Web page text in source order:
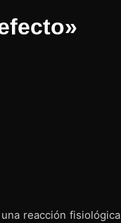
reacción fisiológica